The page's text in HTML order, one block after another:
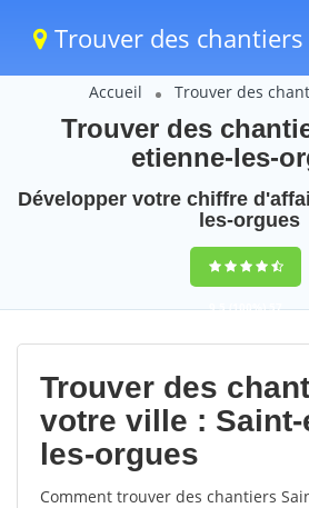
Trouver des chantiers
Accueil Trouver des
Trouver des
etienne-les-
Développer votre chiffre
les-orgues
9,5(100%)57
votes
Trouver des
votre ville : Saint-
les-orgues
Comment trouver des chantiers